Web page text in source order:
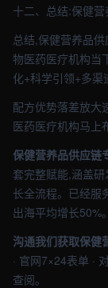
十二、总结:保健
总结,保健营养品
物医药医疗机构当
化+科学引领+多渠
配方优势落差放大
医药医疗机构马上
保健营养品供应链
套完整赋能,涵盖
长全流程。已经服
出海平均增长50%
沟通我们获取保健
· 官网7×24表单 ·
查阅。